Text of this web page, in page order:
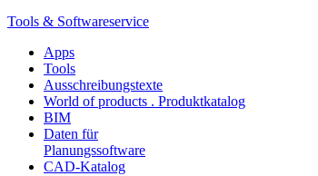
Tools & Softwareservice
Apps
Tools
Ausschreibungstexte
World of products . Produktkatalog
BIM
Daten für
Planungssoftware
CAD-Katalog